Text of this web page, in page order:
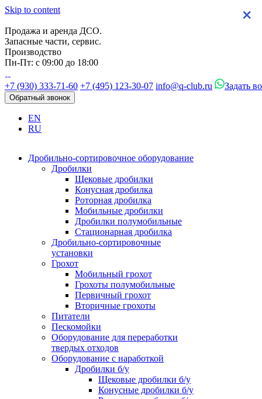
Skip to content
Продажа и аренда ДСО.
Запасные части, сервис.
Производство
Пн-Пт: с 09:00 до 18:00
+7 (930) 333-71-60 +7 (495) 123-30-07 info@q-club.ru Задать
Обратный звонок
EN
RU
Дробильно-сортировочное оборудование
Дробилки
Щековые дробилки
Конусная дробилка
Роторная дробилка
Мобильные дробилки
Дробилки полумобильные
Стационарная дробилка
Дробильно-сортировочные
установки
Грохот
Мобильный грохот
Грохоты полумобильные
Первичный грохот
Вторичные грохоты
Питатели
Пескомойки
Оборудование для переработки
твердых отходов
Оборудование с наработкой
Дробилки б/у
Щековые дробилки б/у
Конусные дробилки б/у
×
×
×
×